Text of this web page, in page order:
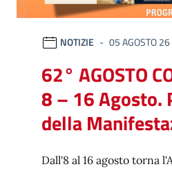
NOTIZIE 05 AGOSTO 26
62° AGOSTO
8 – 16 Agosto.
della
Dall'8 al 16 agosto torna